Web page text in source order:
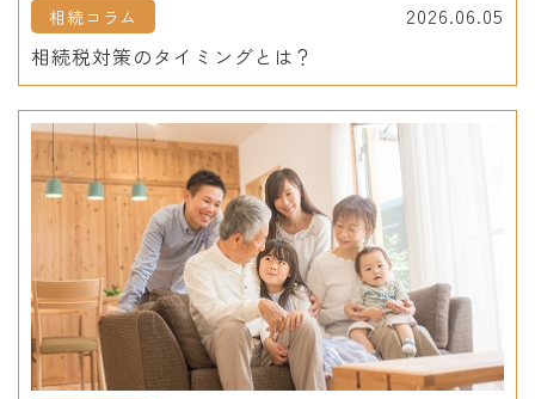
相続コラム
2026.06.05
相続税対策のタイミングとは？